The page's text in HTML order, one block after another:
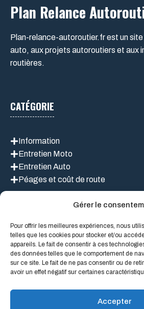
Gérer le
Pour offrir les meilleures expériences, nous
telles que les cookies pour stocker et/ou
appareils. Le fait de consentir à ces
des données telles que le comportement de
sur ce site. Le fait de ne pas consentir ou de
avoir un effet négatif sur certaines
Accepter
Plan Relance
Plan-relance-autoroutier.fr est un site
auto, aux projets autoroutiers et aux
routières.
CATÉGORIE
Information
Entretien Moto
Entretien Auto
Péages et coût de route
LIEN UTILES
Mentions légales
À propos de nous